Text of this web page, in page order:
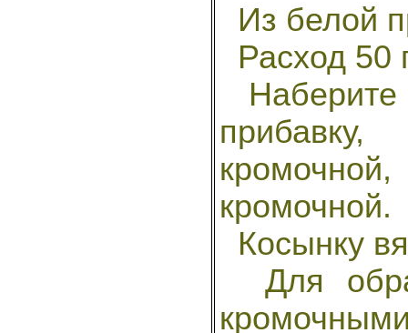
Из белой
Расход 50
Наберите
кромочной.
Косынку
Для